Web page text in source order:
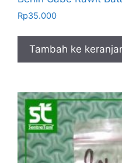
Rp35.000
Tambah ke